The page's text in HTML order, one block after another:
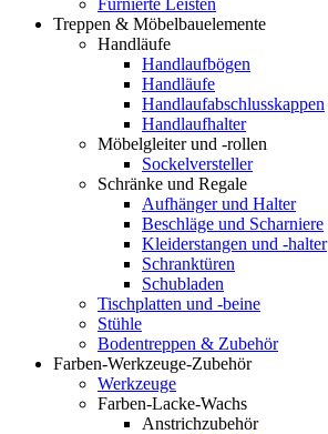
Treppen & Möbelbauelemente
Handläufe
Handlaufbögen
Handläufe
Handlaufabschlusskappen
Handlaufhalter
Möbelgleiter und -rollen
Sockelversteller
Schränke und Regale
Aufhänger und Halter
Beschläge und Scharniere
Kleiderstangen und -halter
Schranktüren
Schubladen
Tischplatten und -beine
Stühle
Bodentreppen & Zubehör
Farben-Werkzeuge-Zubehör
Werkzeuge
Farben-Lacke-Wachs
Anstrichzubehör